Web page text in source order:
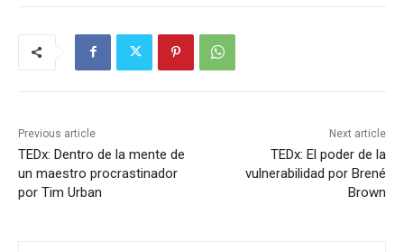
Previous article
TEDx: Dentro de la mente de
un maestro procrastinador
por Tim Urban
Next article
TEDx: El poder de la
vulnerabilidad por Brené
Brown